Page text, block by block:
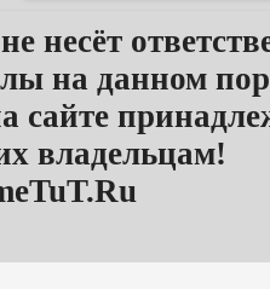
несёт
на данном
сайте
владельцам!